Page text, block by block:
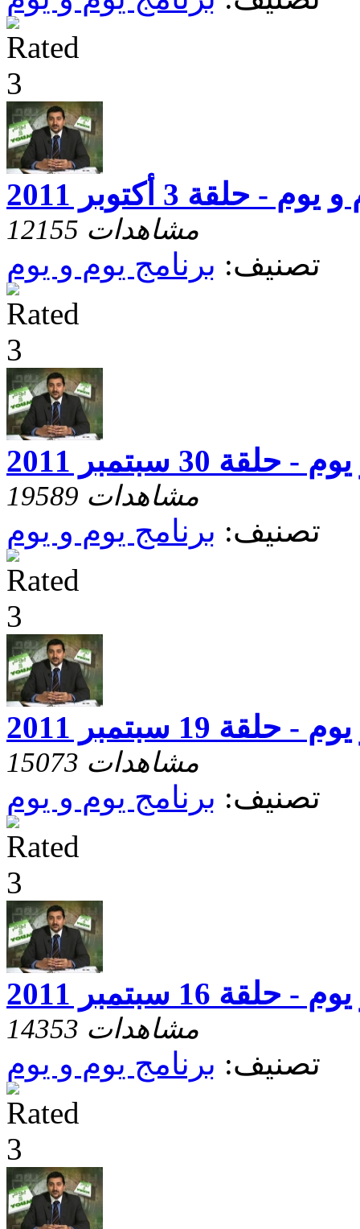
- حلقة 3 أكتوبر 2011
12155 مشاهدات
تصنيف: برنامج يوم و يوم
30 سبتمبر 2011
19589 مشاهدات
تصنيف: برنامج يوم و يوم
19 سبتمبر 2011
15073 مشاهدات
تصنيف: برنامج يوم و يوم
16 سبتمبر 2011
14353 مشاهدات
تصنيف: برنامج يوم و يوم